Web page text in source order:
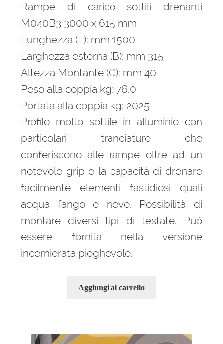
Rampe di carico sottili drenanti
M040B3 3000 x 615 mm
Lunghezza (L): mm 1500
Larghezza esterna (B): mm 315
Altezza Montante (C): mm 40
Peso alla coppia kg: 76.0
Portata alla coppia kg: 2025
Profilo molto sottile in alluminio con
particolari tranciature che
conferiscono alle rampe oltre ad un
notevole grip e la capacità di drenare
facilmente elementi fastidiosi quali
acqua fango e neve. Possibilità di
montare diversi tipi di testate. Può
essere fornita nella versione
incernierata pieghevole.
Aggiungi al carrello